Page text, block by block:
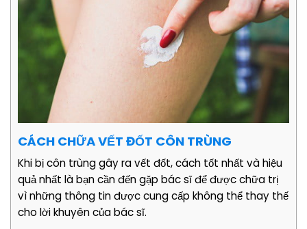
CÁCH CHỮA VẾT ĐỐT CÔN TRÙNG
Khi bị côn trùng gây ra vết đốt, cách tốt nhất và hiệu
quả nhất là bạn cần đến gặp bác sĩ để được chữa trị
vì những thông tin được cung cấp không thể thay thế
cho lời khuyên của bác sĩ.